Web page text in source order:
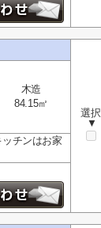
選択
▼
木造
84.15㎡
チンはお家